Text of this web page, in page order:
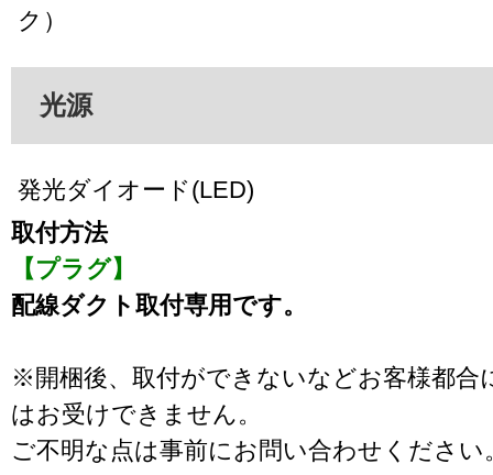
ク）
光源
発光ダイオード(LED)
取付方法
【プラグ】
配線ダクト取付専用です。
※開梱後、取付ができないなどお客様都合
はお受けできません。
ご不明な点は事前にお問い合わせください